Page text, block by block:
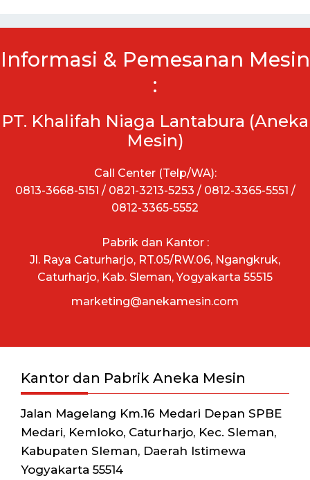
Informasi & Pemesanan Mesin
:
PT. Khalifah Niaga Lantabura (Aneka
Mesin)
Call Center (Telp/WA):
0813-3668-5151 / 0821-3213-5253 / 0812-3365-5551 /
0812-3365-5552
Pabrik dan Kantor :
Jl. Raya Caturharjo, RT.05/RW.06, Ngangkruk,
Caturharjo, Kab. Sleman, Yogyakarta 55515
marketing@anekamesin.com
Kantor dan Pabrik Aneka Mesin
Jalan Magelang Km.16 Medari Depan SPBE
Medari, Kemloko, Caturharjo, Kec. Sleman,
Kabupaten Sleman, Daerah Istimewa
Yogyakarta 55514